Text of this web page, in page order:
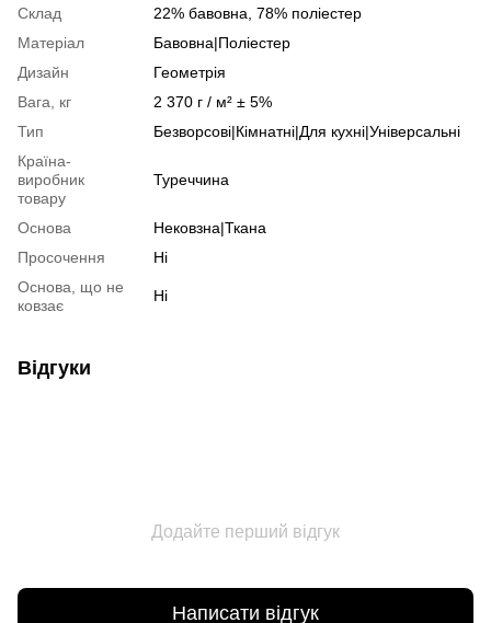
Склад
22% бавовна, 78% поліестер
Матеріал
Бавовна|Поліестер
Дизайн
Геометрія
Вага, кг
2 370 г / м² ± 5%
Тип
Безворсові|Кімнатні|Для кухні|Універсальні
Країна-
виробник
товару
Туреччина
Основа
Нековзна|Ткана
Просочення
Ні
Основа, що не
ковзає
Ні
Відгуки
Додайте перший відгук
Написати відгук